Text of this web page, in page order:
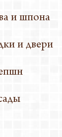
и шпона
и двери